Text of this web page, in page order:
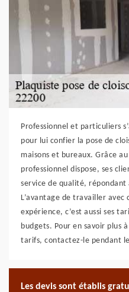
Professionnel et particuliers
pour lui confier la pose de
maisons et bureaux. Grâce
professionnel dispose, ses
service de qualité, répondant
L’avantage de travailler avec
expérience, c’est aussi ses
budgets. Pour en savoir plus
tarifs, contactez-le pendant
Les devis sont établis